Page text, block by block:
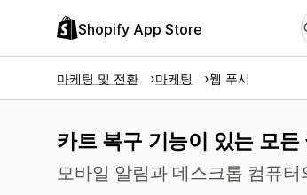
Shopify App Store
마케팅 및 전환 마케팅 웹 푸시
카트 복구 기능이 있는 모든
모바일 알림과 데스크톱 컴퓨